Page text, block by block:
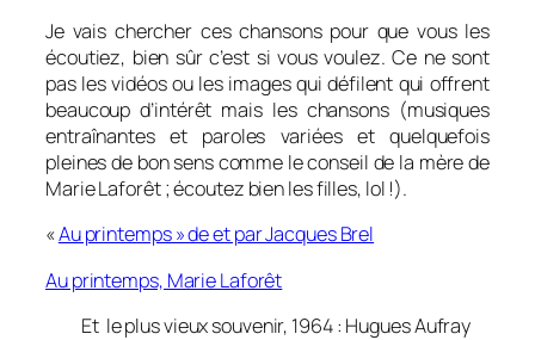
Je vais chercher ces chansons pour que vous les
écoutiez, bien sûr c’est si vous voulez. Ce ne sont
pas les vidéos ou les images qui défilent qui offrent
beaucoup d’intérêt mais les chansons (musiques
entraînantes et paroles variées et quelquefois
pleines de bon sens comme le conseil de la mère de
Marie Laforêt ; écoutez bien les filles, lol !).
«Au printemps » de et par Jacques Brel
Au printemps, Marie Laforêt
Et le plus vieux souvenir, 1964 : Hugues Aufray